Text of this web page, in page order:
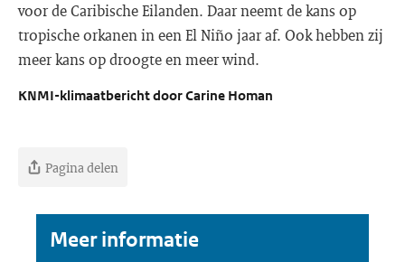
voor de Caribische Eilanden. Daar neemt de kans op
tropische orkanen in een El Niño jaar af. Ook hebben zij
meer kans op droogte en meer wind.
KNMI-klimaatbericht door Carine Homan
Pagina delen
Meer informatie